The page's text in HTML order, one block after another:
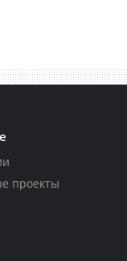
проекты